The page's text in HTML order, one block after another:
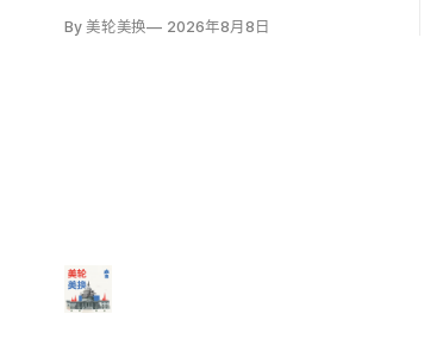
有限政府、正当程序、陪审团审判、财产
By 美轮美换 2026年8月8日